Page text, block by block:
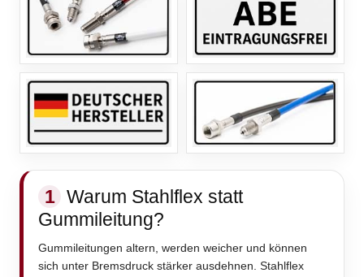
1 Warum Stahlflex statt
Gummileitung?
Gummileitungen altern, werden weicher und können
sich unter Bremsdruck stärker ausdehnen. Stahlflex